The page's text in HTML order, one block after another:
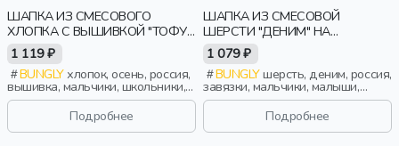
ШАПКА ИЗ СМЕСОВОГО
ХЛОПКА С ВЫШИВКОЙ "ТОФУ"
7+
1 119 ₽
BUNGLYхлопок, осень, россия,
вышивка, мальчики, школьники,
подростки, дети
Подробнее
ШАПКА ИЗ СМЕСОВОЙ
ШЕРСТИ "ДЕНИМ" НА
ЗАВЯЗКАХ
1 079 ₽
BUNGLYшерсть, деним, россия,
завязки, мальчики, малыши,
дошкольники, дети
Подробнее